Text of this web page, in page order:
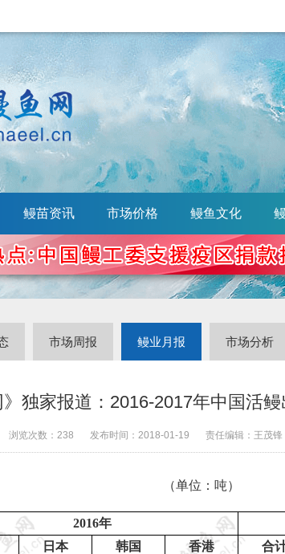
鳗苗资讯 市场价格 鳗鱼文化
市场周报 鳗业月报 市场分析
》独家报道：2016-2017年中国活
浏览次数： 238 发布时间： 2018-01-19 责任编辑： 王茂锋
（单位：吨）
2016年
日本 韩国 香港 合